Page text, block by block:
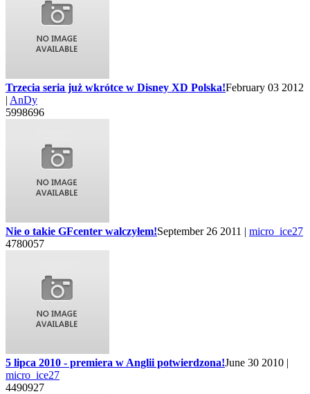
Trzecia seria już wkrótce w Disney XD Polska!February 03 2012
| AnDy
5998696
Nie o takie GFcenter walczyłem!September 26 2011 | micro_ice27
4780057
5 lipca 2010 - premiera w Anglii potwierdzona!June 30 2010 |
micro_ice27
4490927